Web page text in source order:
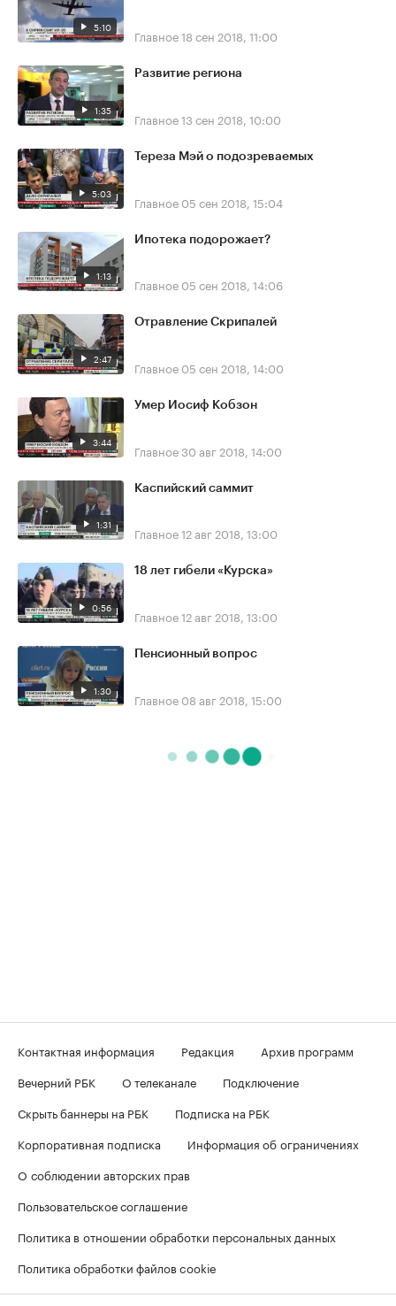
5:10 Главное18 сен 2018, 11:00
1:35
Развитие региона
Главное13 сен 2018, 10:00
5:03
Тереза Мэй о подозреваемых
Главное 05 сен 2018, 15:04
1:13
Ипотека подорожает?
Главное 05 сен 2018, 14:06
2:47
Отравление Скрипалей
Главное 05 сен 2018, 14:00
3:44
Умер Иосиф Кобзон
Главное30 авг 2018, 14:00
1:31
Каспийский саммит
Главное12 авг 2018, 13:00
0:56
18 лет гибели «Курска»
Главное12 авг 2018, 13:00
1:30
Пенсионный вопрос
Главное 08 авг 2018, 15:00
Контактная информация Редакция
Архив программ
Вечерний РБК
О телеканале
Подключение
Скрыть баннеры на РБК
Подписка на РБК
Корпоративная подписка
Информация об ограничениях
О соблюдении авторских прав
Пользовательское соглашение
Политика в отношении обработки персональных данных
Политика обработки файлов cookie